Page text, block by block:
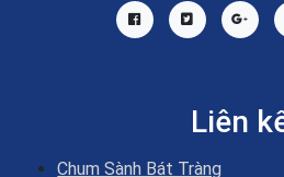
Liên
Chum Sành Bát Tràng